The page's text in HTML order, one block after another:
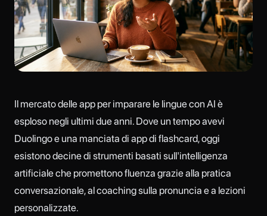
Il mercato delle app per imparare le lingue con AI è
esploso negli ultimi due anni. Dove un tempo avevi
Duolingo e una manciata di app di flashcard, oggi
esistono decine di strumenti basati sull'intelligenza
artificiale che promettono fluenza grazie alla pratica
conversazionale, al coaching sulla pronuncia e a lezioni
personalizzate.